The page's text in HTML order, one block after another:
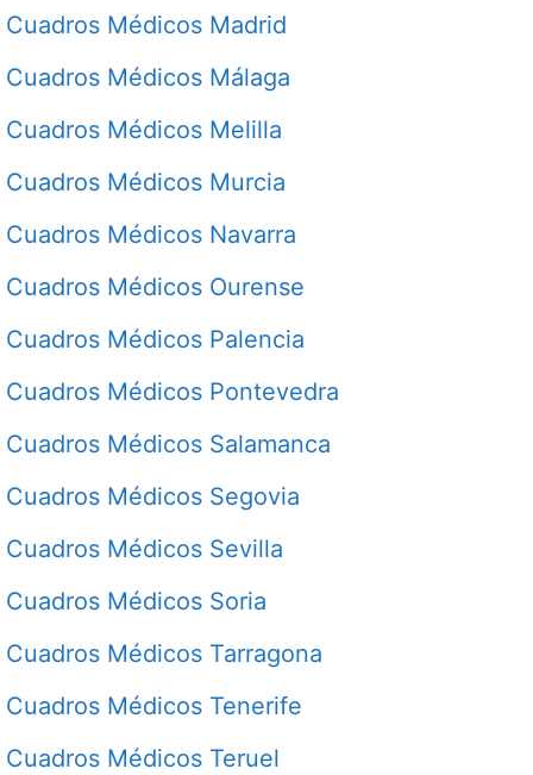
Cuadros Médicos Madrid
Cuadros Médicos Málaga
Cuadros Médicos Melilla
Cuadros Médicos Murcia
Cuadros Médicos Navarra
Cuadros Médicos Ourense
Cuadros Médicos Palencia
Cuadros Médicos Pontevedra
Cuadros Médicos Salamanca
Cuadros Médicos Segovia
Cuadros Médicos Sevilla
Cuadros Médicos Soria
Cuadros Médicos Tarragona
Cuadros Médicos Tenerife
Cuadros Médicos Teruel